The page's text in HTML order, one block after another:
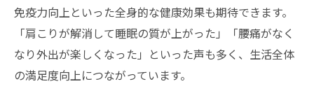
免疫力向上といった全身的な健康効果も期待できます。
「肩こりが解消して睡眠の質が上がった」「腰痛がなく
なり外出が楽しくなった」といった声も多く、生活全体
の満足度向上につながっています。